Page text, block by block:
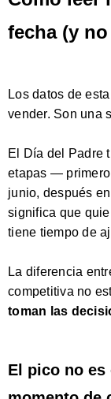
fecha (y
Los datos de
vender. Son una
El Día del Padre
etapas —
junio, después
significa que
tiene tiempo de
La diferencia
competitiva no
toman las
El pico no es